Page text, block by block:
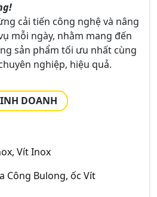
cải tiến công nghệ và nâng
mỗi ngày, nhằm mang đến
sản phẩm tối ưu nhất cùng
nghiệp, hiệu quả.
DOANH
Vít Inox
Công Bulong, ốc Vít